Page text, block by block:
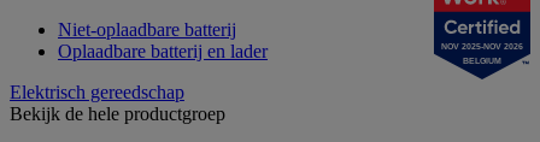
Niet-oplaadbare batterij
Oplaadbare batterij en lader
Elektrisch gereedschap
Bekijk de hele productgroep
NOV 2025-NOV 2026
BELGIUM